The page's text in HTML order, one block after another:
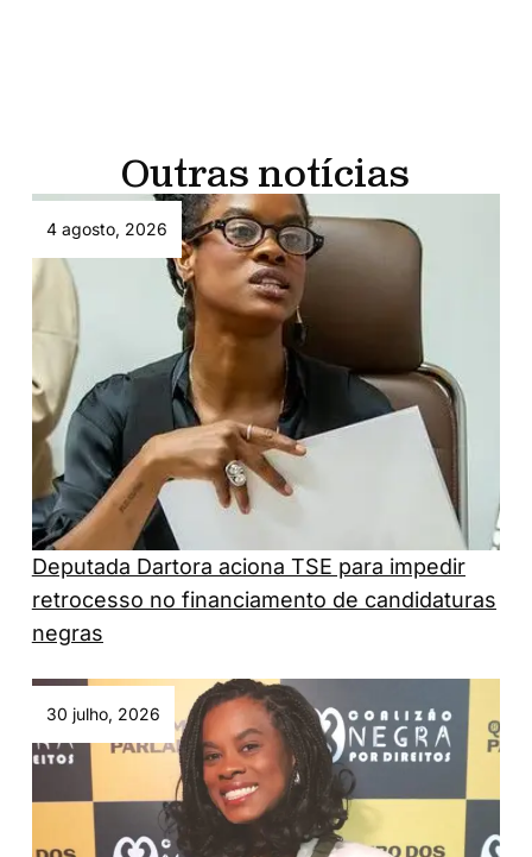
Outras notícias
4 agosto, 2026
Deputada Dartora aciona TSE para impedir
retrocesso no financiamento de candidaturas
negras
30 julho, 2026